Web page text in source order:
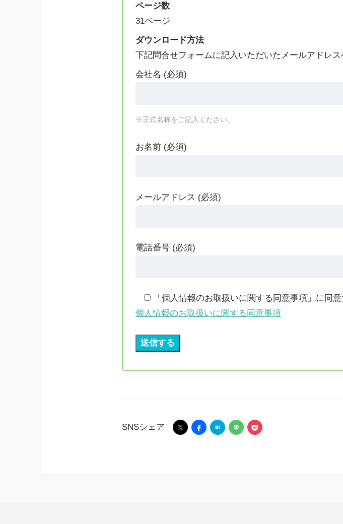
ページ数
31ページ
ダウンロード方法
下記問合せフォームに記入いただいたメールアドレ
会社名 (必須)
※正式名称をご記入ください。
お名前 (必須)
メールアドレス (必須)
電話番号 (必須)
「個人情報のお取扱いに関する同意事項」に同意
個人情報のお取扱いに関する同意事項
SNSシェア